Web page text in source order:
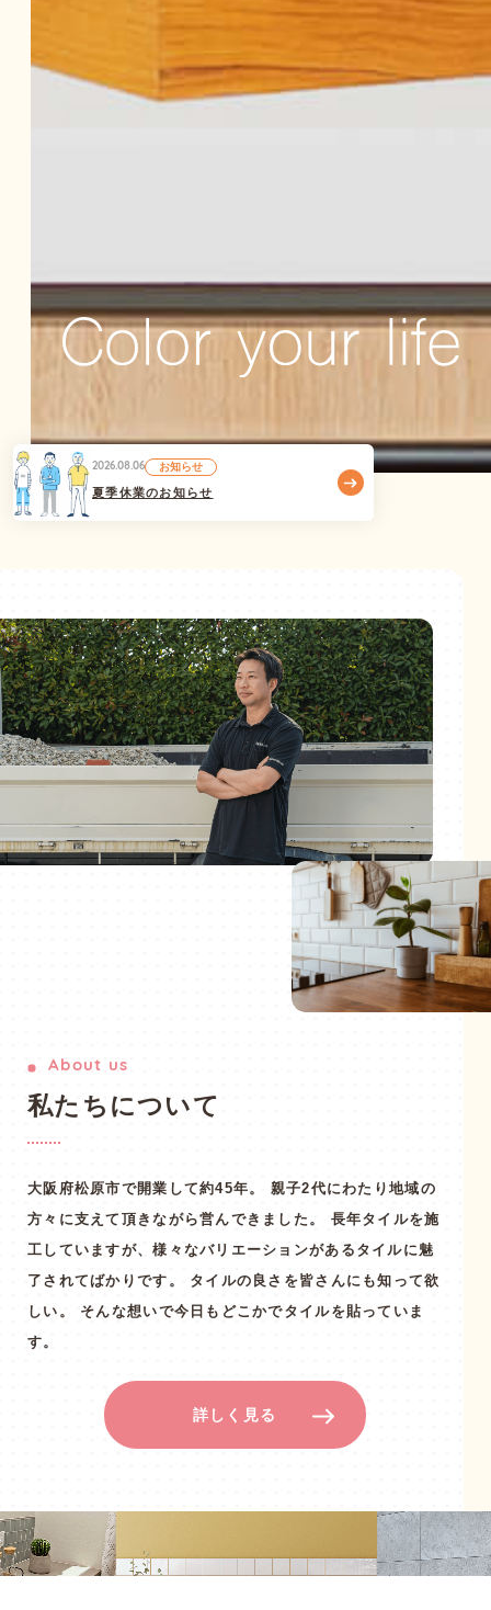
2026.08.06 お知らせ
夏季休業のお知らせ
About us
私た ち について
大阪府松原市で開業して約45年。
親子2代にわたり地域の
方々に支えて頂きながら営んできました。
長年タイルを施
工していますが、様々なバリエーションがあるタイルに魅
了されてばかりです。
タイルの良さを皆さんにも知って欲
しい。
そんな想いで今日もどこかでタイルを貼っていま
す。
詳しく見る